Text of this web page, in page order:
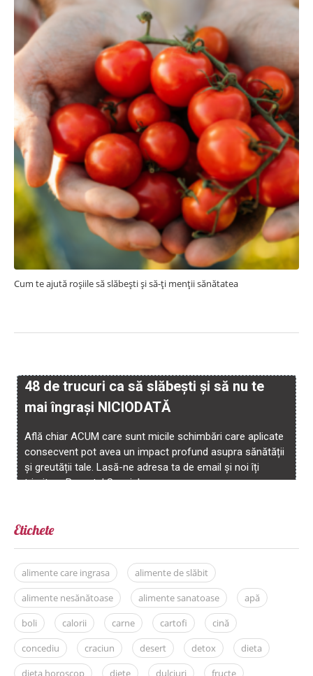
Cum te ajută roșiile să slăbești și să-ți menții sănătatea
Etichete
alimente care ingrasa
alimente de slăbit
alimente nesănătoase
alimente sanatoase
apă
boli
calorii carne cartofi
cină
concediu
craciun desert detox
dieta
dieta horoscop
diete dulciuri
fructe